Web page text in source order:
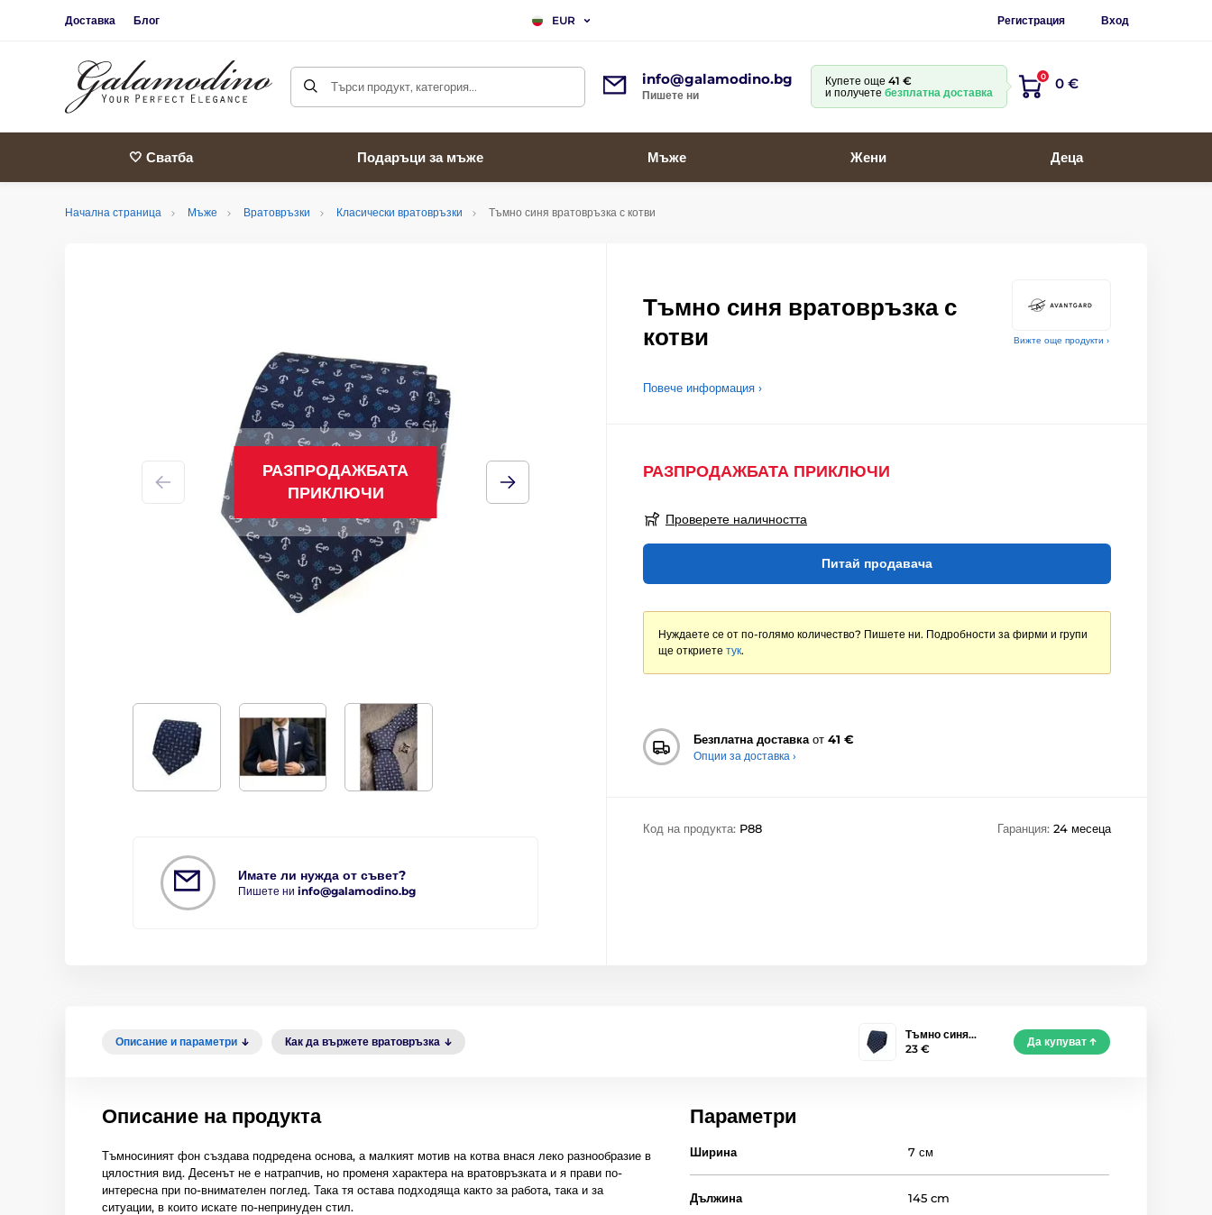
Доставка Блог EUR Регистрация Вход
Търси продукт, категория... info@galamodino.bg
Пишете ни
Купете още 41 €
и получете безплатна доставка
0 0 €
🤍 Сватба Подаръци за мъже Мъже Жени Деца
Начална страница Мъже Вратовръзки Класически вратовръзки Тъмно синя вратовръзка с котви
Вижте още продукти ›
РАЗПРОДАЖБАТА
ПРИКЛЮЧИ
Имате ли нужда от съвет?
Пишете ни info@galamodino.bg
Тъмно синя вратовръзка с
котви
Повече информация ›
РАЗПРОДАЖБАТА ПРИКЛЮЧИ
Проверете наличността
Питай продавача
Нуждаете се от по-голямо количество? Пишете ни. Подробности за фирми и групи
ще откриете тук.
Безплатна доставка от 41 €
Опции за доставка ›
Код на продукта: P88 Гаранция: 24 месеца
Описание и параметри Как да вържете вратовръзка
Тъмно синя…
23 €
Да купуват
Описание на продукта
Тъмносиният фон създава подредена основа, а малкият мотив на котва внася леко разнообразие в
цялостния вид. Десенът не е натрапчив, но променя характера на вратовръзката и я прави по-
интересна при по-внимателен поглед. Така тя остава подходяща както за работа, така и за
ситуации, в които искате по-непринуден стил.
Параметри
Ширина 7 см
Дължина 145 cm